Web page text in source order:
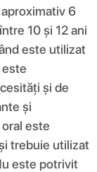
6
10 și 12 ani
este utilizat
și de
și
este
trebuie utilizat
este potrivit